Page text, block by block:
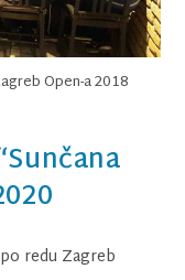
Open-a 2018
redu Zagreb